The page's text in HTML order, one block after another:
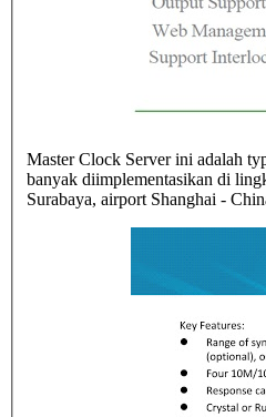
Master Clock Server ini adalah
banyak diimplementasikan di
Surabaya, airport Shanghai -